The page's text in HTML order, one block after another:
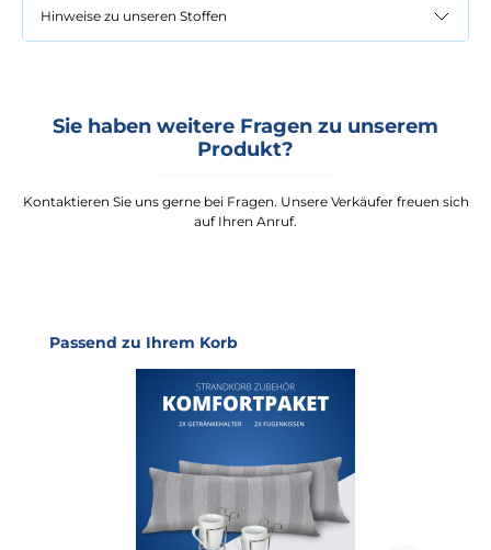
Hinweise zu unseren Stoffen
Sie haben weitere Fragen zu unserem
Produkt?
Kontaktieren Sie uns gerne bei Fragen. Unsere Verkäufer freuen sich
auf Ihren Anruf.
Produktgalerie überspringen
Passend zu Ihrem Korb